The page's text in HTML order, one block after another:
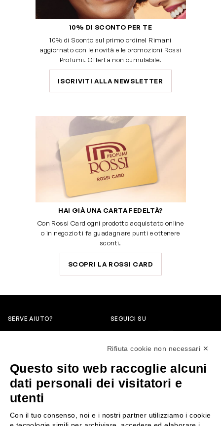
10% DI SCONTO PER TE
10% di Sconto sul primo ordine! Rimani
aggiornato con le novità e le promozioni Rossi
Profumi. Offerta non cumulabile.
ISCRIVITI ALLA NEWSLETTER
HAI GIÀ UNA CARTA FEDELTÀ?
Con Rossi Card ogni prodotto acquistato online
o in negozio ti fa guadagnare punti e ottenere
sconti.
SCOPRI LA ROSSI CARD
SERVE AIUTO?
servizioclienti@rossiprofumi.it
SEGUICI SU
SERVIZIO CLIENTI
Resi e rimborsi Chi siamo
Rifiuta cookie non necessari ✕
Questo sito web raccoglie alcuni
dati personali dei visitatori e
utenti
Con il tuo consenso, noi e i nostri partner utilizziamo i cookie